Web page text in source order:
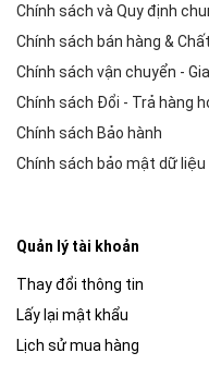
Chính sách và Quy định
Chính sách bán hàng &
Chính sách vận chuyển -
Chính sách Đổi - Trả hàng
Chính sách Bảo hành
Chính sách bảo mật dữ liệu
Quản lý tài khoản
Thay đổi thông tin
Lấy lại mật khẩu
Lịch sử mua hàng